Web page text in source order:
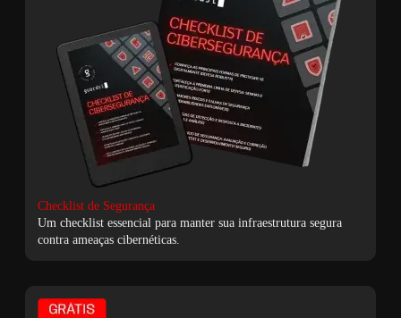
Checklist de Segurança
Um checklist essencial para manter sua infraestrutura segura
contra ameaças cibernéticas.